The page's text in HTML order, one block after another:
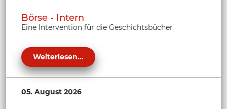
Börse - Intern
Eine Intervention für die Geschichtsbücher
Weiterlesen...
05. August 2026